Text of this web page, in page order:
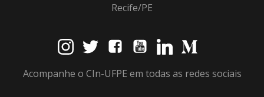
Recife/PE
Acompanhe o CIn-UFPE em todas as redes sociais